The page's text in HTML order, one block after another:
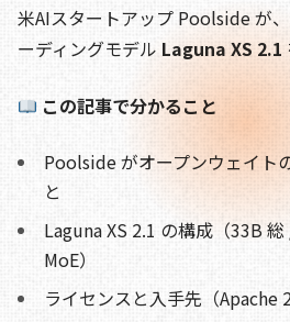
e c
e
b
o
o
k
米AIスタートアップ Poolside が
ーディングモデル Laguna XS 2.1
この記事で分かること
Poolside がオープンウェイト
と
Laguna XS 2.1 の構成（33B
MoE）
ライセンスと入手先（Apache